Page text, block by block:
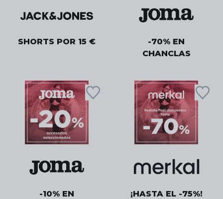
SHORTS POR 15 €
-70% EN
CHANCLAS
-10% EN
¡HASTA EL -75%!